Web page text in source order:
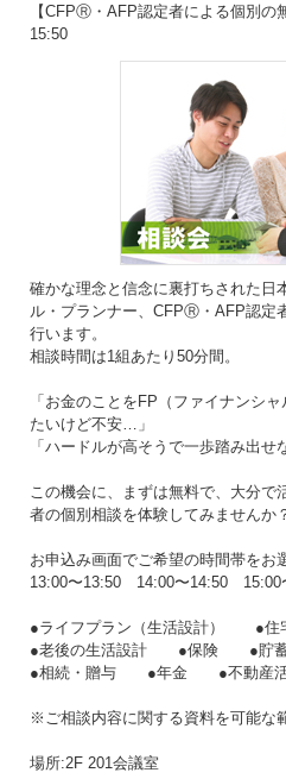
【CFPⓇ・AFP認定者による個別
15:50
確かな理念と信念に裏打ちされた日
ル・プランナー、CFPⓇ・AFP認定
行います。
相談時間は1組あたり50分間。
「お金のことをFP（ファイナンシ
たいけど不安…」
「ハードルが高そうで一歩踏み出せ
この機会に、まずは無料で、大分
者の個別相談を体験してみませんか
お申込み画面でご希望の時間帯をお
13:00〜13:50 14:00〜14:50 15:00
●ライフプラン（生活設計） ●住
●老後の生活設計 ●保険 ●貯蓄
●相続・贈与 ●年金 ●不動産
※ご相談内容に関する資料を可能な
場所:2F 201会議室